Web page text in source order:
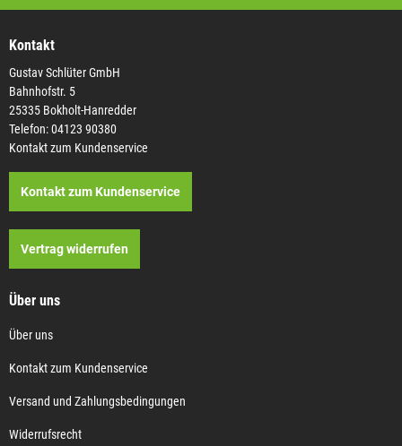
Kontakt
Gustav Schlüter GmbH
Bahnhofstr. 5
25335 Bokholt-Hanredder
Telefon: 04123 90380
Kontakt zum Kundenservice
Kontakt zum Kundenservice
Vertrag widerrufen
Über uns
Über uns
Kontakt zum Kundenservice
Versand und Zahlungsbedingungen
Widerrufsrecht